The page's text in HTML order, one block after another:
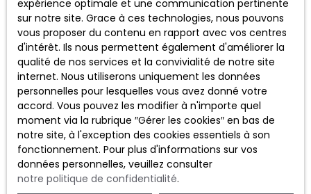
Ariane Immobilier:
un accompagnement stratégique
pour sécuriser votre projet
Dans un environnement où taux d’intérêt et pouvoir
d’achat immobiliersont étroitement liés,
l’accompagnement d’une agence locale devient un
atout majeur.
Ariane Immobilierà Montreuilaccompagne les
acquéreurs à chaque étape :
expérience optimale et une communication pertinente
sur notre site. Grace à ces technologies, nous pouvons
vous proposer du contenu en rapport avec vos centres
d'intérêt. Ils nous permettent également d'améliorer la
qualité de nos services et la convivialité de notre site
internet. Nous utiliserons uniquement les données
personnelles pour lesquelles vous avez donné votre
accord. Vous pouvez les modifier à n'importe quel
moment via la rubrique ″Gérer les cookies″ en bas de
notre site, à l'exception des cookies essentiels à son
fonctionnement. Pour plus d'informations sur vos
données personnelles, veuillez consulter
notre politique de confidentialité.